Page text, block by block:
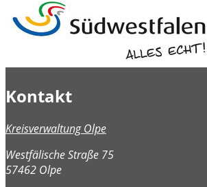
Kontakt
Kreisverwaltung Olpe
Westfälische Straße 75
57462 Olpe